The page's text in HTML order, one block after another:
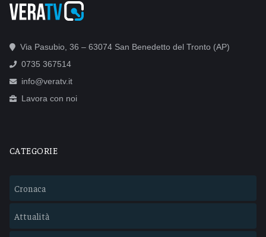
Via Pasubio, 36 – 63074 San Benedetto del Tronto (AP)
0735 367514
info@veratv.it
Lavora con noi
CATEGORIE
Cronaca
Attualità